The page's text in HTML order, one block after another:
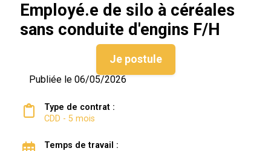
Employé.e de silo à céréales
sans conduite d'engins F/H
Je postule
Publiée le 06/05/2026
Type de contrat :
CDD - 5 mois
Temps de travail :